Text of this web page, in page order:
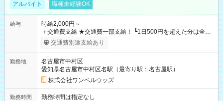
アルバイト 職種未経験OK
給与
時給2,000円～
＋交通費支給 ★交通費一部支給！ ┗1日500円を超えた分は全額
支給！ ※往復500円以内の方は自己負担となります ★日払い
OK！（規定あり） ┗働いたその日に現金GET♪ お仕事後はコン
期間なし
交通費別途支給あり
勤務地
名古屋市中村区
愛知県名古屋市中村区名駅（最寄り駅：名古屋駅）
株式会社ワンベルウッズ
勤務時間
勤務時間は指定なし